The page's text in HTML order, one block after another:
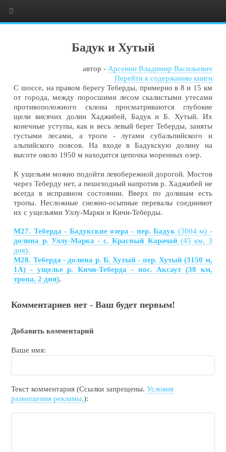
Бадук и Хутый
автор - Арсенин Владимир Васильевич
Перейти к содержанию книги
С шоссе, на правом берегу Теберды, примерно в 8 и 15 км
от города, между поросшими лесом скалистыми утесами
противоположного склона просматриваются глубокие
щели висячих долин Хаджибей, Бадук и Б. Хутый. Их
конечные уступы, как и весь левый берег Теберды, заняты
густыми лесами, а троги - лугами субальпийского и
альпийского поясов. На входе в Бадукскую долину на
высоте около 1950 м находится цепочка моренных озер.
К ущельям можно подойти левобережной дорогой. Мостов
через Теберду нет, а пешеходный напротив р. Хаджибей не
всегда в исправном состоянии. Вверх по долинам есть
тропы. Несложные снежно-осыпные перевалы соединяют
их с ущельями Уллу-Марки и Кичи-Теберды.
М27. Теберда - Бадукские озера - пер. Бадук (3004 м) -
долина р. Уллу-Марка - с. Красный Карачай (45 км, 3
дня).
М28. Теберда - долина р. Б. Хутый - пер. Хутый (3150 м,
1А) - ущелье р. Кичи-Теберда - пос. Аксаут (38 км,
тропа, 2 дня).
Комментариев нет - Ваш будет первым!
Добавить комментарий
Ваше имя:
Текст комментария (Ссылки запрещены.Условия
размещения рекламы.):